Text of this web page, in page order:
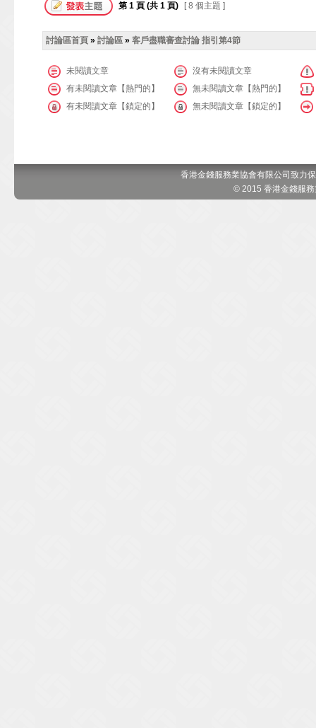
第 1 頁 (共 1 頁) [ 8 個主題 ]
討論區首頁 » 討論區 » 客戶盡職審查討論 指引第4節
未閱讀文章
沒有未閱讀文章
有未閱讀文章【熱門的】
無未閱讀文章【熱門的】
有未閱讀文章【鎖定的】
無未閱讀文章【鎖定的】
香港金錢服務業協會有限公司致力
© 2015 香港金錢服